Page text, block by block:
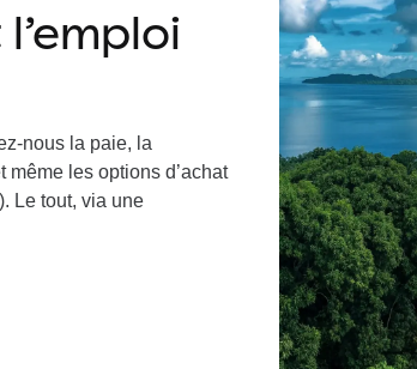
nous la paie, la
les options d’achat
Le tout, via une